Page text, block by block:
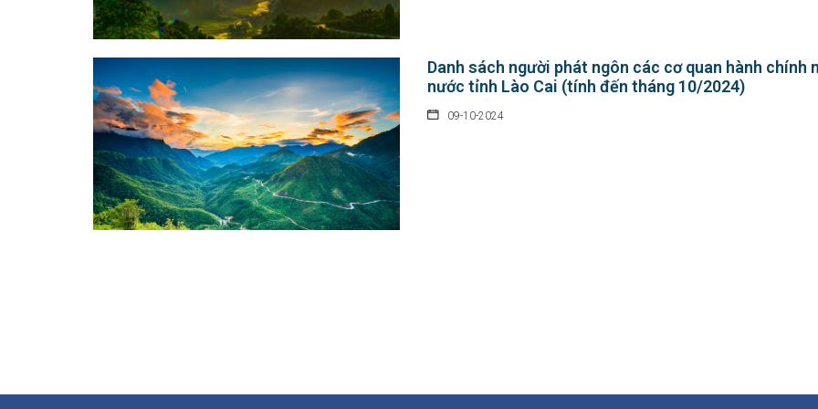
Danh sách người phát ngôn các cơ quan hành chính
nước tỉnh Lào Cai (tính đến tháng 10/2024)
09-10-2024